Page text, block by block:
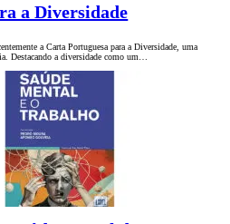
a Diversidade
a Carta Portuguesa para a Diversidade, uma
Destacando a diversidade como um…